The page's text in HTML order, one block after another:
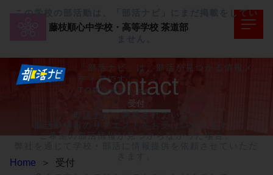
この学校の部活動は、「部活ナビ」にまだ掲載をしてい
「部活ナビ」は、部活が見つかる情報メ
ディアです。
TOPページへ>>
部活ナビに掲載されていない
部活動情報のリクエストをお受けいたします。
ご希望の部活情報が見つからなかった場合、
藤枝順心中学校・高等学校 茶道部
受付
Contact
Home ＞ 受付